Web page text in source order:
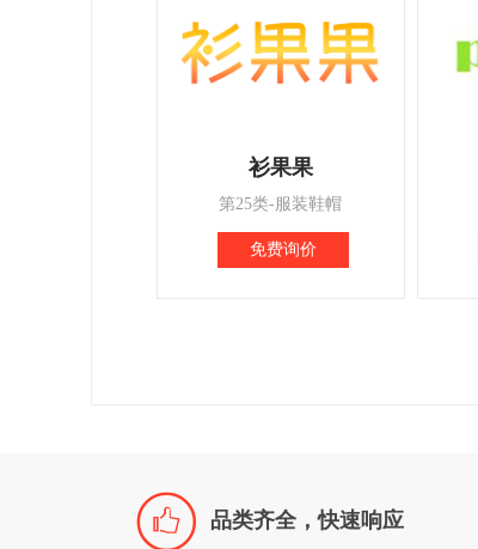
衫果果
第25类-服装鞋帽
免费询价
 品类齐全，快速响应